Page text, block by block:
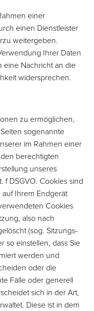
einer
einen Dienstleister
weitergeben.
Ihrer Daten
eine Nachricht an die
widersprechen.
zu ermöglichen,
sogenannte
im Rahmen einer
berechtigten
unseres
f DSGVO. Cookies sind
Ihrem Endgerät
Cookies
also nach
(sog. Sitzungs-
so einstellen, dass Sie
werden und
oder die
Fälle oder generell
sich in der Art,
Diese ist in dem